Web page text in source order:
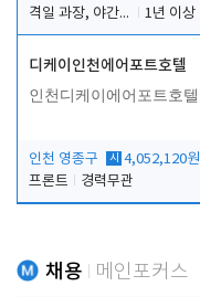
격일 과장, 야간 대리, 청소 이모
1년 이상
디케이인천에어포트호텔
인천디케이에어포트호텔
인천 영종구 시 4,052,120원
프론트
경력무관
채용 메인포커스